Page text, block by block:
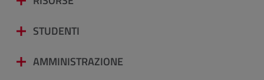
STUDENTI
AMMINISTRAZIONE